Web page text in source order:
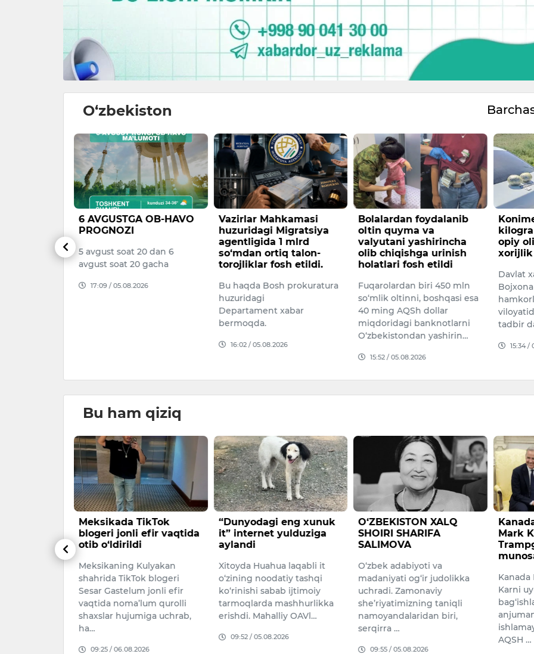
O‘zbekiston
6 AVGUSTGA OB-HAVO
PROGNOZI
5 avgust soat 20 dan 6
avgust soat 20 gacha
17:09 / 05.08.2026
Vazirlar Mahkamasi
huzuridagi Migratsiya
agentligida 1 mlrd
so‘mdan ortiq talon-
torojliklar fosh etildi.
Bu haqda Bosh prokuratura
huzuridagi
Departament xabar
bermoqda.
16:02 / 05.08.2026
Bolalardan foydalanib
oltin quyma va
valyutani yashirincha
olib chiqishga urinish
holatlari fosh etildi
Fuqarolardan biri 450 mln
so‘mlik oltinni, boshqasi esa
40 ming AQSh dollar
miqdoridagi banknotlarni
O‘zbekistondan yashirin…
15:52 / 05.08.2026
opiy
xorijlik
Davlat
tadbir
15:34 /
Bu ham qiziq
Meksikada TikTok
blogeri jonli efir vaqtida
otib o‘ldirildi
Meksikaning Kulyakan
shahrida TikTok blogeri
Sesar Gastelum jonli efir
vaqtida noma’lum qurolli
shaxslar hujumiga uchrab,
ha…
09:25 / 06.08.2026
“Dunyodagi eng xunuk
it” internet yulduziga
aylandi
Xitoyda Huahua laqabli it
o‘zining noodatiy tashqi
ko‘rinishi sabab ijtimoiy
tarmoqlarda mashhurlikka
erishdi. Mahalliy OAVl…
09:52 / 05.08.2026
​O‘ZBEKISTON XALQ
SHOIRI SHARIFA
SALIMOVA
O‘zbek adabiyoti va
madaniyati og‘ir judolikka
uchradi. Zamonaviy
she’riyatimizning taniqli
namoyandalaridan biri,
serqirra …
09:55 / 05.08.2026
Mark
Kanada
Karni
AQSH …